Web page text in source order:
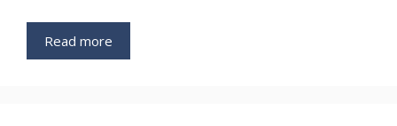
Read more